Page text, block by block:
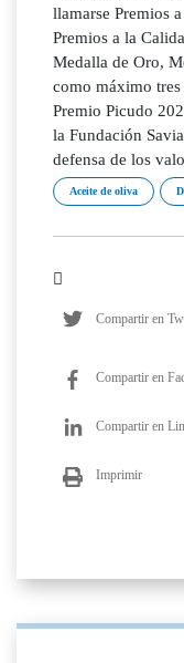
llamarse Premios
Premios a la
Medalla de Oro,
como máximo tres
Premio Picudo
la Fundación
defensa de los
Aceite de oliva
Compartir en
Compartir en
Compartir en
Imprimir